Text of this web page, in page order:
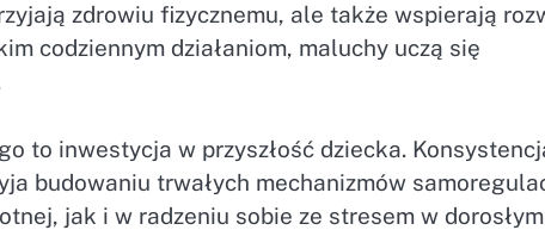
zdrowiu fizycznemu, ale także wspierają
codziennym działaniom, maluchy uczą się
to inwestycja w przyszłość dziecka.
budowaniu trwałych mechanizmów
jak i w radzeniu sobie ze stresem w dorosłym